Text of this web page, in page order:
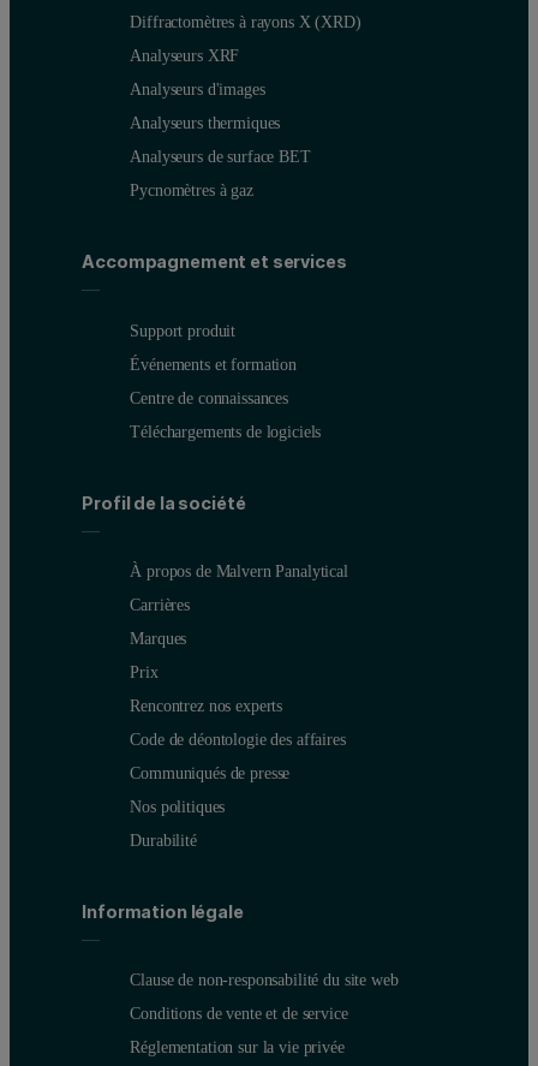
Diffractomètres à rayons X (XRD)
Analyseurs XRF
Analyseurs d'images
Analyseurs thermiques
Analyseurs de surface BET
Pycnomètres à gaz
Accompagnement et services
Support produit
Événements et formation
Centre de connaissances
Téléchargements de logiciels
Profil de la société
À propos de Malvern Panalytical
Carrières
Marques
Prix
Rencontrez nos experts
Code de déontologie des affaires
Communiqués de presse
Nos politiques
Durabilité
Information légale
Clause de non-responsabilité du site web
Conditions de vente et de service
Réglementation sur la vie privée